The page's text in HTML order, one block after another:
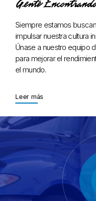
Siempre estamos
impulsar nuestra cultura
Únase a nuestro equipo
para mejorar el
el mundo.
Leer más